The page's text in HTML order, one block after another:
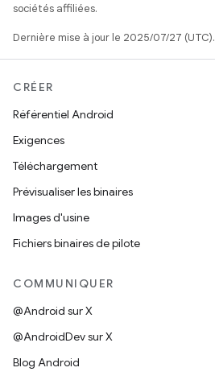
sociétés affiliées.
Dernière mise à jour le 2025/07/27 (UTC).
CRÉER
Référentiel Android
Exigences
Téléchargement
Prévisualiser les binaires
Images d'usine
Fichiers binaires de pilote
COMMUNIQUER
@Android sur X
@AndroidDev sur X
Blog Android